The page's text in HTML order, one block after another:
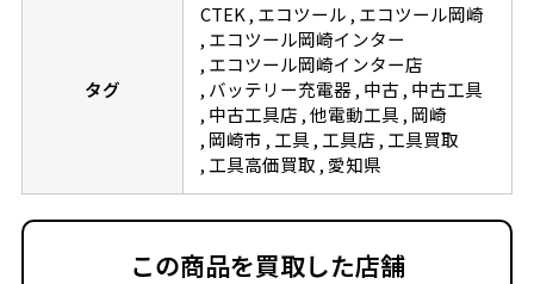
タグ
CTEK エコツール エコツール岡崎
エコツール岡崎インター
エコツール岡崎インター店
バッテリー充電器 中古 中古工具
中古工具店 他電動工具 岡崎
岡崎市 工具 工具店 工具買取
工具高価買取 愛知県
この商品を買取した店舗